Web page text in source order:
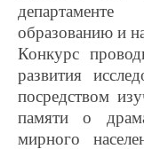
образованию и
Конкурс
развития
посредством
памяти о
мирного